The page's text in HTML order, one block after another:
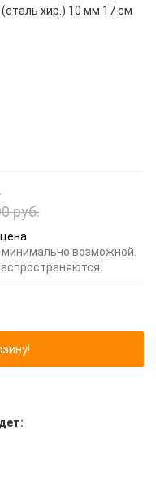
хир.) 10 мм 17 см
руб.
возможной.